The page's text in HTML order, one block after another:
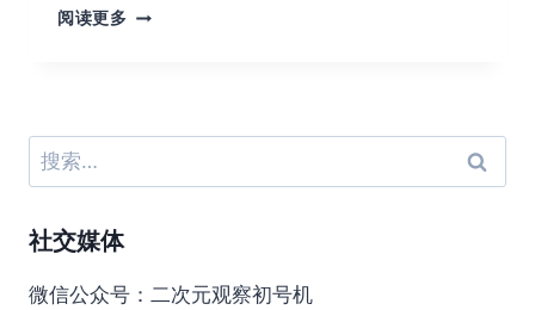
阅读更多 佐
女
粉
婚
搜
索：
社交媒体
微信公众号：二次元观察初号机